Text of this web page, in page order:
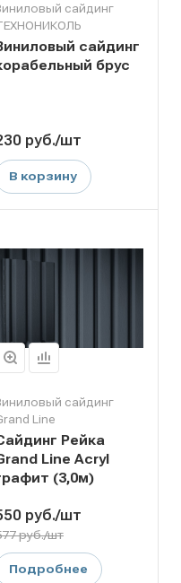
сайдинг
сайдинг
брус
руб./шт
В корзину
сайдинг
Line
Рейка
Line Acryl
(3,0м)
руб./шт
руб./шт
Подробнее